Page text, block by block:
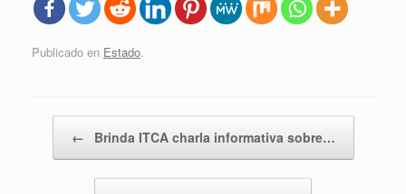
Publicado en Estado.
← Brinda ITCA charla informativa sobre…